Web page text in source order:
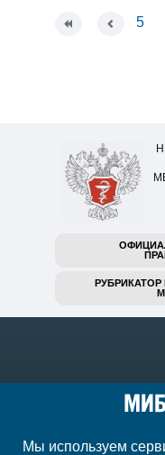
5
Мы используем